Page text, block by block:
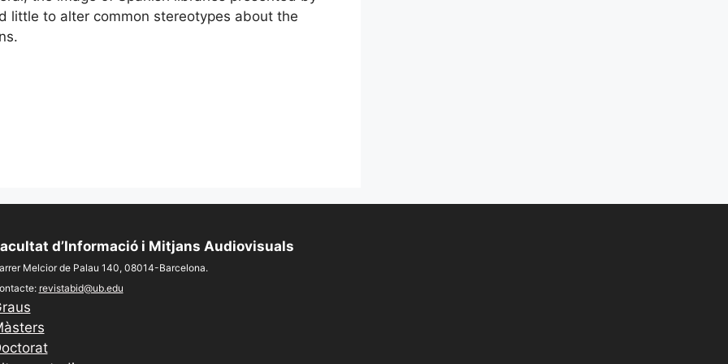
little to alter common stereotypes about the
d’Informació i Mitjans Audiovisuals
Melcior de Palau 140, 08014-Barcelona.
revistabid@ub.edu